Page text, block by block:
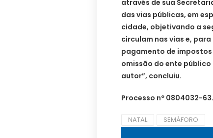
através de sua
das vias públicas, em
cidade, objetivando a
circulam nas vias e,
pagamento de impostos
omissão do ente
autor”, concluiu.
Processo nº 0804032-
NATAL SEMÁFORO